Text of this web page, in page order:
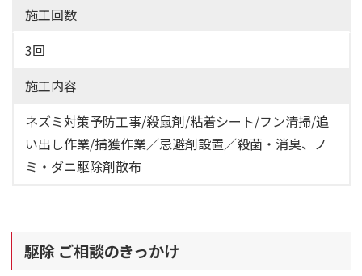
施工回数
3回
施工内容
ネズミ対策予防工事/殺鼠剤/粘着シート/フン清掃/追
い出し作業/捕獲作業／忌避剤設置／殺菌・消臭、ノ
ミ・ダニ駆除剤散布
駆除 ご相談のきっかけ